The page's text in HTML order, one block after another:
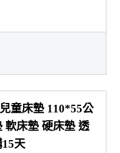
童床墊 110*55公
軟床墊 硬床墊 透
天